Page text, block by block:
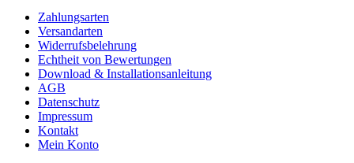
Zahlungsarten
Versandarten
Widerrufsbelehrung
Echtheit von Bewertungen
Download & Installationsanleitung
AGB
Datenschutz
Impressum
Kontakt
Mein Konto